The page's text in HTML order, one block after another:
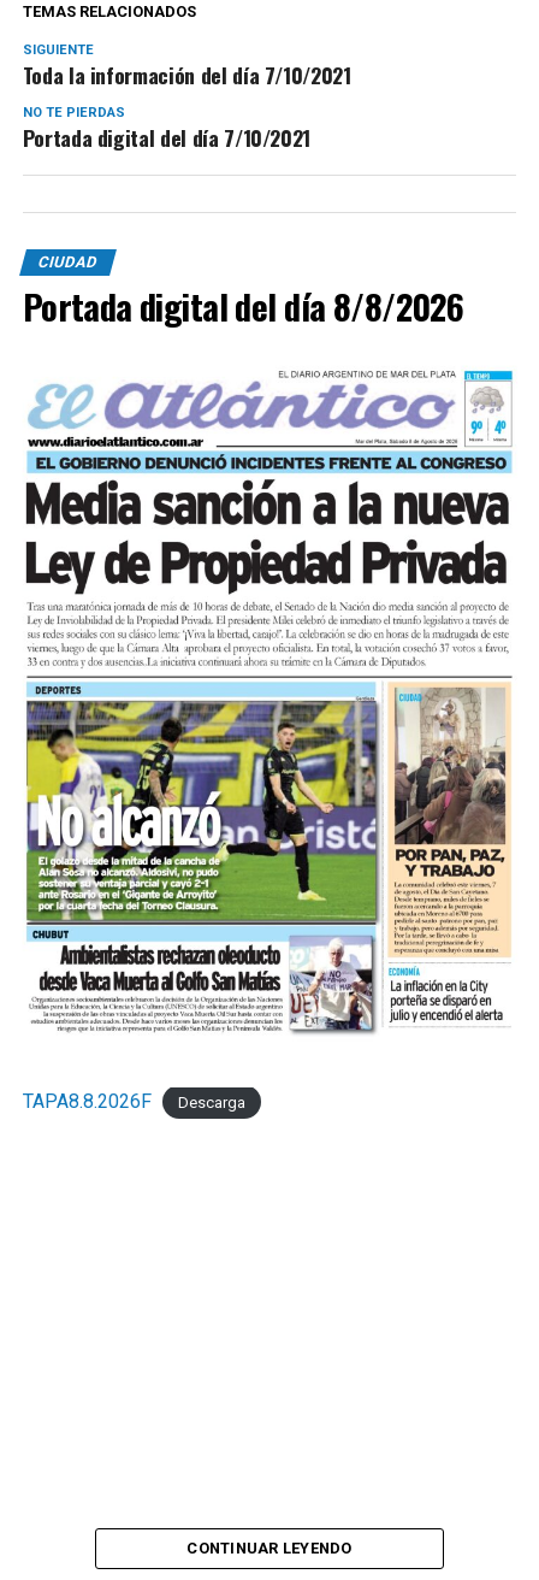
TEMAS RELACIONADOS
SIGUIENTE
Toda la información del día 7/10/2021
NO TE PIERDAS
Portada digital del día 7/10/2021
CIUDAD
Portada digital del día 8/8/2026
TAPA8.8.2026F Descarga
CONTINUAR LEYENDO